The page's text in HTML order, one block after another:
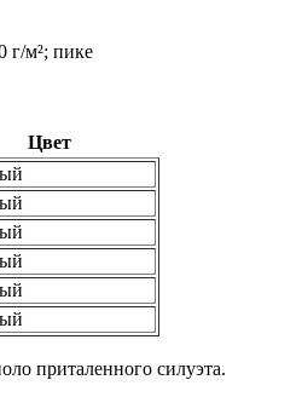
г/м²; пике
Цвет
приталенного силуэта.